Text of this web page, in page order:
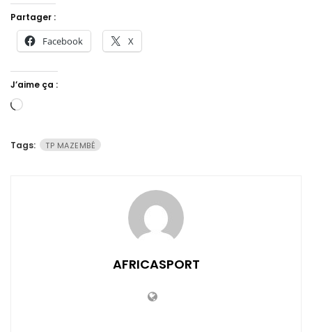
Partager :
Facebook X
J’aime ça :
Chargement…
Tags: TP MAZEMBÉ
AFRICASPORT